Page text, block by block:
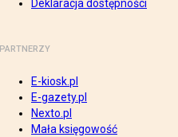
Deklaracja dostępności
PARTNERZY
E-kiosk.pl
E-gazety.pl
Nexto.pl
Mała księgowość